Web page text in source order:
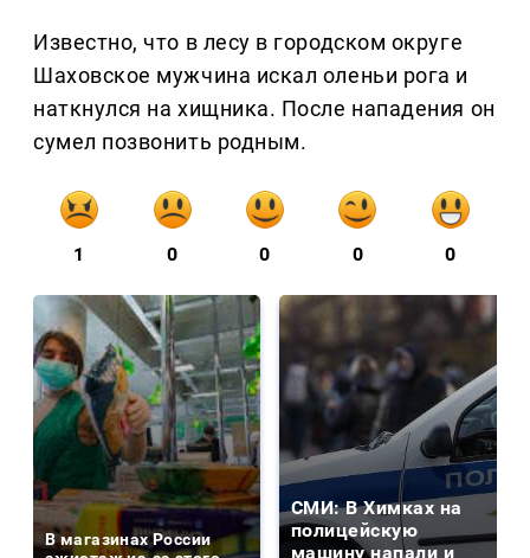
Известно, что в лесу в городском округе
Шаховское мужчина искал оленьи рога и
наткнулся на хищника. После нападения он
сумел позвонить родным.
1 0 0 0 0
В магазинах России
СМИ: В Химках на
полицейскую
машину напали и